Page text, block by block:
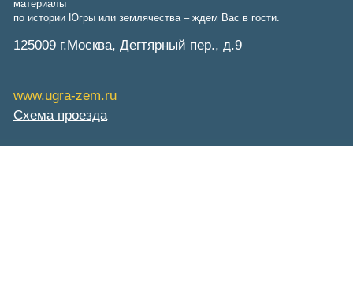
материалы
по истории Югры или землячества – ждем Вас в гости.
125009 г.Москва, Дегтярный пер., д.9
www.ugra-zem.ru
Схема проезда